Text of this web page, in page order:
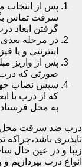
پس از انتخاب
سرقت تماس
گرفتن ابعاد
در مرحله
اینترنتی و
پس از واریز
صورتی که
سپس نصاب
که از درب با
به محل
درب ضد سرقت محل
ناپذیری
زیبا و در عین حال
انواع درب بپردازیم